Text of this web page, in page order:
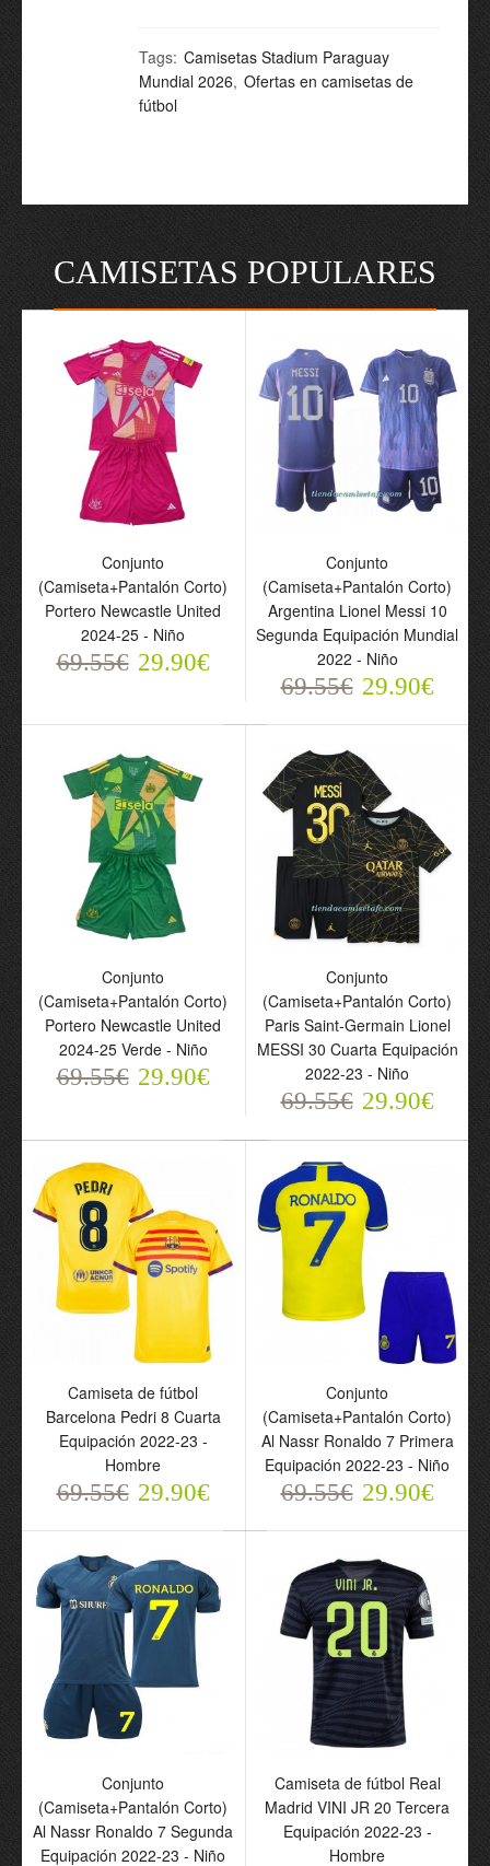
Tags: Camisetas Stadium Paraguay
Mundial 2026, Ofertas en camisetas de
fútbol
CAMISETAS POPULARES
Conjunto
(Camiseta+Pantalón Corto)
Portero Newcastle United
2024-25 - Niño
69.55€ 29.90€
Conjunto
(Camiseta+Pantalón Corto)
Argentina Lionel Messi 10
Segunda Equipación Mundial
2022 - Niño
69.55€ 29.90€
Conjunto
(Camiseta+Pantalón Corto)
Portero Newcastle United
2024-25 Verde - Niño
69.55€ 29.90€
Conjunto
(Camiseta+Pantalón Corto)
Paris Saint-Germain Lionel
MESSI 30 Cuarta Equipación
2022-23 - Niño
69.55€ 29.90€
Camiseta de fútbol
Barcelona Pedri 8 Cuarta
Equipación 2022-23 -
Hombre
69.55€ 29.90€
Conjunto
(Camiseta+Pantalón Corto)
Al Nassr Ronaldo 7 Primera
Equipación 2022-23 - Niño
69.55€ 29.90€
Conjunto
(Camiseta+Pantalón Corto)
Al Nassr Ronaldo 7 Segunda
Equipación 2022-23 - Niño
Camiseta de fútbol Real
Madrid VINI JR 20 Tercera
Equipación 2022-23 -
Hombre